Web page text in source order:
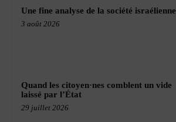
Une fine analyse de la société israélienne
3 août 2026
Quand les citoyen·nes comblent un vide
laissé par l’État
29 juillet 2026